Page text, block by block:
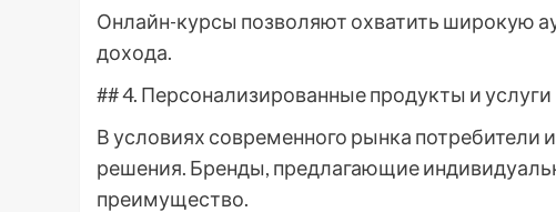
Онлайн-курсы позволяют охватить широкую
дохода.
## 4. Персонализированные продукты и услуги
В условиях современного рынка
решения. Бренды, предлагающие
преимущество.